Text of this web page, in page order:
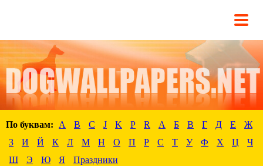
По буквам: A B C J K P R А Б В Г Д Е
Ж
З
И Й К Л М Н О П Р С Т У Ф Х Ц
Ч
Ш
Э Ю Я Праздники